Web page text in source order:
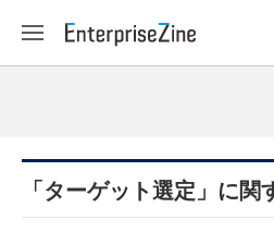
「ターゲット選定」に